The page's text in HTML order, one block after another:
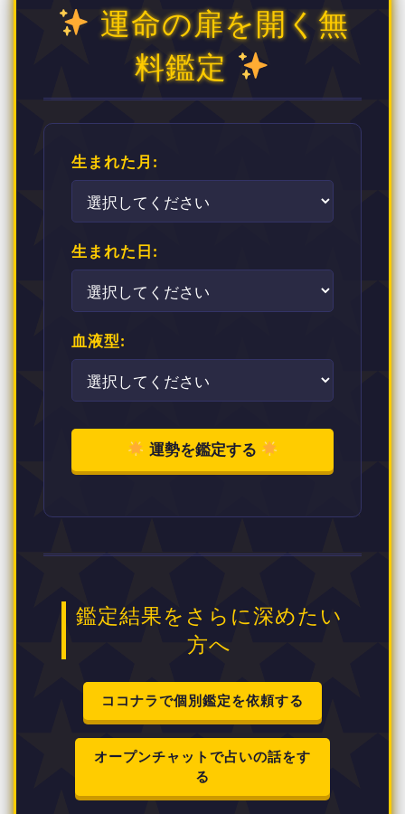
運命の扉を開く無
料鑑定
生まれた月:
生まれた日:
血液型:
運勢を鑑定する
鑑定結果をさらに深めたい
方へ
ココナラで個別鑑定を依頼する
オープンチャットで占いの話をす
る